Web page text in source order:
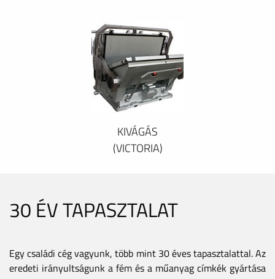
KIVÁGÁS
(VICTORIA)
30 ÉV TAPASZTALAT
Egy családi cég vagyunk, több mint 30 éves tapasztalattal. Az
eredeti irányultságunk a fém és a műanyag címkék gyártása